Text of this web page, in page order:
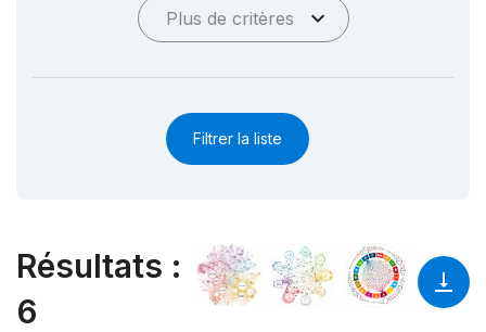
Plus de critères
Filtrer la liste
Résultats :
6